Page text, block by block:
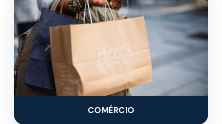
COMÉRCIO